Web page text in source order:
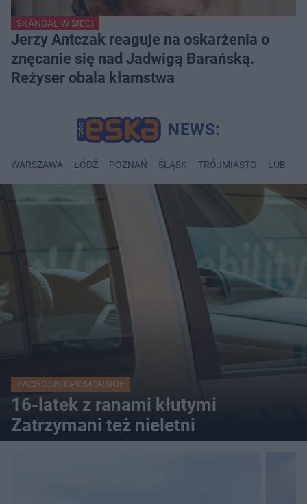
SKANDAL W SIECI
Jerzy Antczak reaguje na oskarżenia o
znęcanie się nad Jadwigą Barańską.
Reżyser obala kłamstwa
WARSZAWA ŁÓDŹ POZNAŃ ŚLĄSK TRÓJMIASTO LUBLIN
ZACHODNIOPOMORSKIE
16-latek z ranami kłutymi
Zatrzymani też nieletni